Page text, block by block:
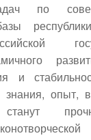
по
и
опыт,
станут